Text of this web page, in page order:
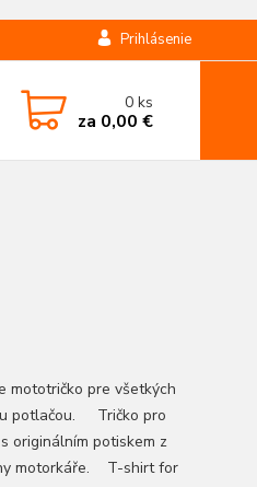
Prihlásenie
0ks
za 0,00 €
mototričko pre všetkých
potlačou. Tričko pro
originálním potiskem z
motorkáře. T-shirt for